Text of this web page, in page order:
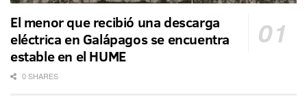
El menor que recibió una descarga
eléctrica en Galápagos se encuentra
estable en el HUME
0 SHARES